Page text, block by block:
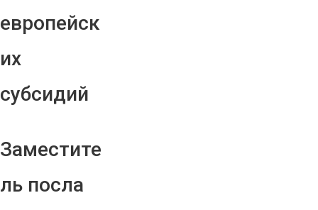
европейск
их
субсидий
Заместите
ль посла